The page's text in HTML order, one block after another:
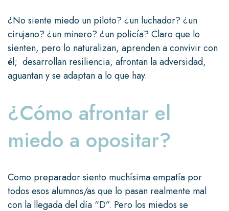
¿No siente miedo un piloto? ¿un luchador? ¿un
cirujano? ¿un minero? ¿un policía? Claro que lo
sienten, pero lo naturalizan, aprenden a convivir con
él; desarrollan resiliencia, afrontan la adversidad,
aguantan y se adaptan a lo que hay.
¿Cómo afrontar el
miedo a opositar?
Como preparador siento muchísima empatía por
todos esos alumnos/as que lo pasan realmente mal
con la llegada del día “D”. Pero los miedos se